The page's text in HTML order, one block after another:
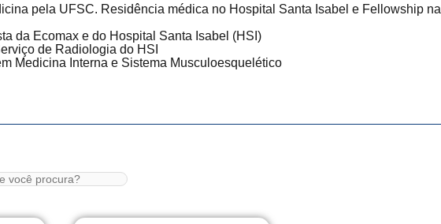
pela UFSC. Residência médica no Hospital Santa Isabel e Fellowship na
da Ecomax e do Hospital Santa Isabel (HSI)
de Radiologia do HSI
Medicina Interna e Sistema Musculoesquelético